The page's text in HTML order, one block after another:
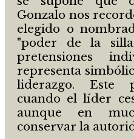
Gonzalo nos
elegido o
"poder de la
pretensiones
representa
liderazgo. Este
cuando el líder
aunque en
conservar la